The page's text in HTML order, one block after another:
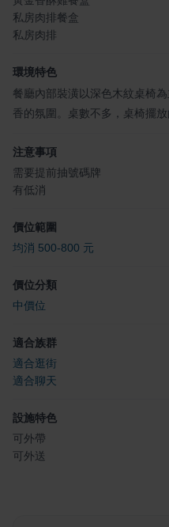
私房肉排餐盒
私房肉排
環境特色
餐廳內部裝潢以深色木紋桌椅
香的氛圍。桌數不多，桌椅擺
注意事項
需要提前抽號碼牌
有低消
價位範圍
均消 500-800 元
價位分類
中價位
適合族群
適合逛街
適合聊天
設施特色
可外帶
可外送